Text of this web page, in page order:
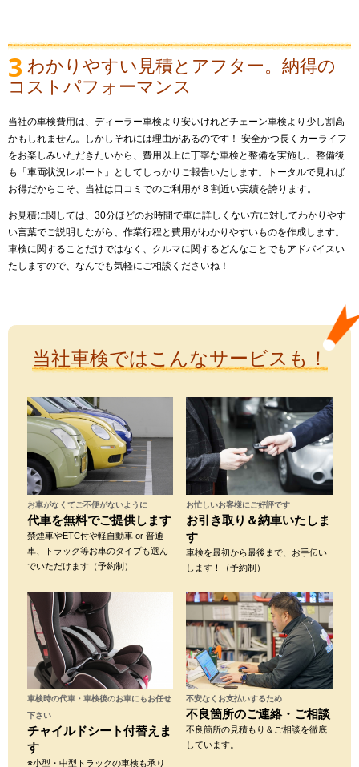
3 わかりやすい見積とアフター。納得の
コストパフォーマンス
当社の車検費用は、ディーラー車検より安いけれどチェーン車検より少し割高
かもしれません。しかしそれには理由があるのです！ 安全かつ長くカーライフ
をお楽しみいただきたいから、費用以上に丁寧な車検と整備を実施し、整備後
も「車両状況レポート」としてしっかりご報告いたします。トータルで見れば
お得だからこそ、当社は口コミでのご利用が 8 割近い実績を誇ります。
お見積に関しては、30分ほどのお時間で車に詳しくない方に対してわかりやす
い言葉でご説明しながら、作業行程と費用がわかりやすいものを作成します。
車検に関することだけではなく、クルマに関するどんなことでもアドバイスい
たしますので、なんでも気軽にご相談くださいね！
当社車検ではこんなサービスも！
お車がなくてご不便がないように
代車を無料でご提供します
禁煙車やETC付や軽自動車 or 普通
車、トラック等お車のタイプも選ん
でいただけます（予約制）
お忙しいお客様にご好評です
お引き取り＆納車いたしま
す
車検を最初から最後まで、お手伝い
します！（予約制）
車検時の代車・車検後のお車にもお任せ
下さい
チャイルドシート付替えま
す
※小型・中型トラックの車検も承り
不安なくお支払いするため
不良箇所のご連絡・ご相談
不良箇所の見積もり＆ご相談を徹底
しています。